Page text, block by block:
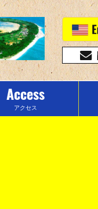
Access
アクセス